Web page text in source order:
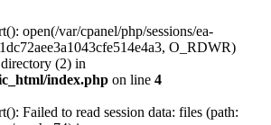
open(/var/cpanel/php/sessions/ea-
O_RDWR)
(2) in
index.php on line 4
Failed to read session data: files (path: